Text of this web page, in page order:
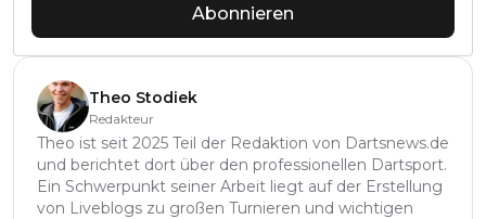
Abonnieren
Theo Stodiek
Redakteur
Theo ist seit 2025 Teil der Redaktion von Dartsnews.de
und berichtet dort über den professionellen Dartsport.
Ein Schwerpunkt seiner Arbeit liegt auf der Erstellung
von Liveblogs zu großen Turnieren und wichtigen